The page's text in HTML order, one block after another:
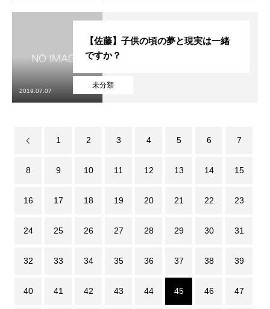
未分類
【佐藤】子供の頃の夢と現実は一緒
ですか？
2019.07.07
1 2 3 4 5 6 7
8 9 10 11 12 13 14 15
16 17 18 19 20 21 22 23
24 25 26 27 28 29 30 31
32 33 34 35 36 37 38 39
40 41 42 43 44 45 46 47